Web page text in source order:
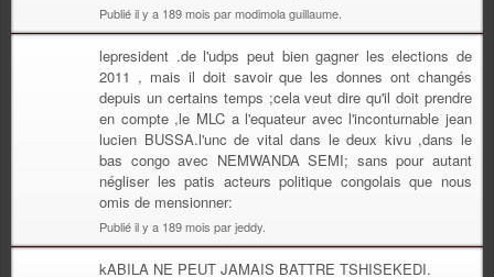
Publié il y a 189 mois par modimola guillaume.
lepresident .de l'udps peut bien gagner les elections de
2011 , mais il doit savoir que les donnes ont changés
depuis un certains temps ;cela veut dire qu'il doit prendre
en compte ,le MLC a l'equateur avec l'inconturnable jean
lucien BUSSA.l'unc de vital dans le deux kivu ,dans le
bas congo avec NEMWANDA SEMI; sans pour autant
négliser les patis acteurs politique congolais que nous
omis de mensionner:
Publié il y a 189 mois par jeddy.
kABILA NE PEUT JAMAIS BATTRE TSHISEKEDI.